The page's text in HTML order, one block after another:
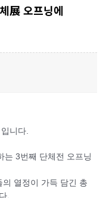
展 오프닝에
입니다.
는 3번째 단체전 오프닝
열정이 가득 담긴 총
.